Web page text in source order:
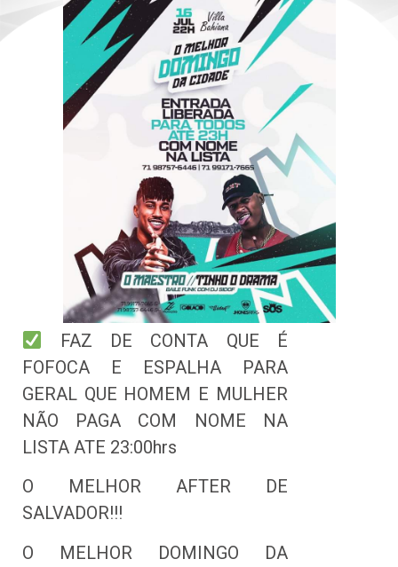
FAZ DE CONTA QUE É
FOFOCA E ESPALHA PARA
GERAL QUE HOMEM E MULHER
NÃO PAGA COM NOME NA
LISTA ATE 23:00hrs
O MELHOR AFTER DE
SALVADOR!!!
O MELHOR DOMINGO DA